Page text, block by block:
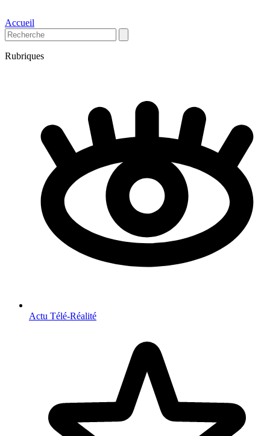
Accueil
Rubriques
Actu Télé-Réalité